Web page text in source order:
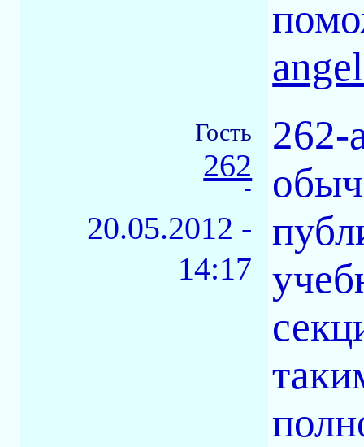
Гость
262
-
20.05.2012 -
14:17
262-